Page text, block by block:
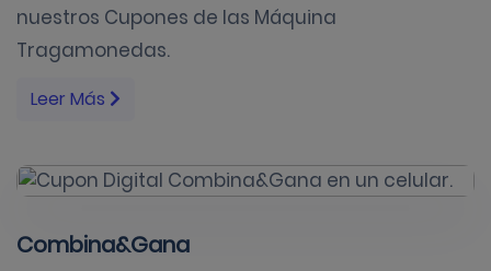
nuestros Cupones de las Máquina
Tragamonedas.
Leer Más
Combina&Gana